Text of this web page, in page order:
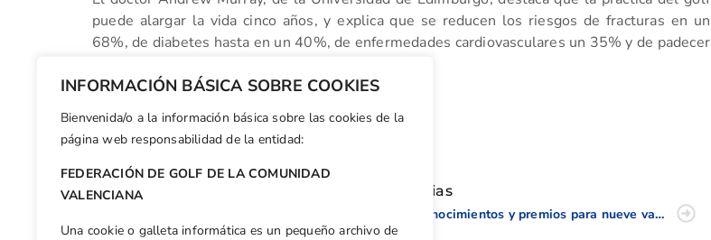
INFORMACIÓN BÁSICA SOBRE COOKIES
Bienvenida/o a la información básica sobre las cookies de la
página web responsabilidad de la entidad:
FEDERACIÓN DE GOLF DE LA COMUNIDAD
VALENCIANA
Una cookie o galleta informática es un pequeño archivo de
puede alargar la vida cinco años, y explica que se reducen los riesgos de fracturas en un
68%, de diabetes hasta en un 40%, de enfermedades cardiovasculares un 35% y de padecer
Facebook
X WhatsApp
LinkedIn
Email
Otras noticias
Reconocimientos y premios para nueve valencianos en la Gala del Golf 2023